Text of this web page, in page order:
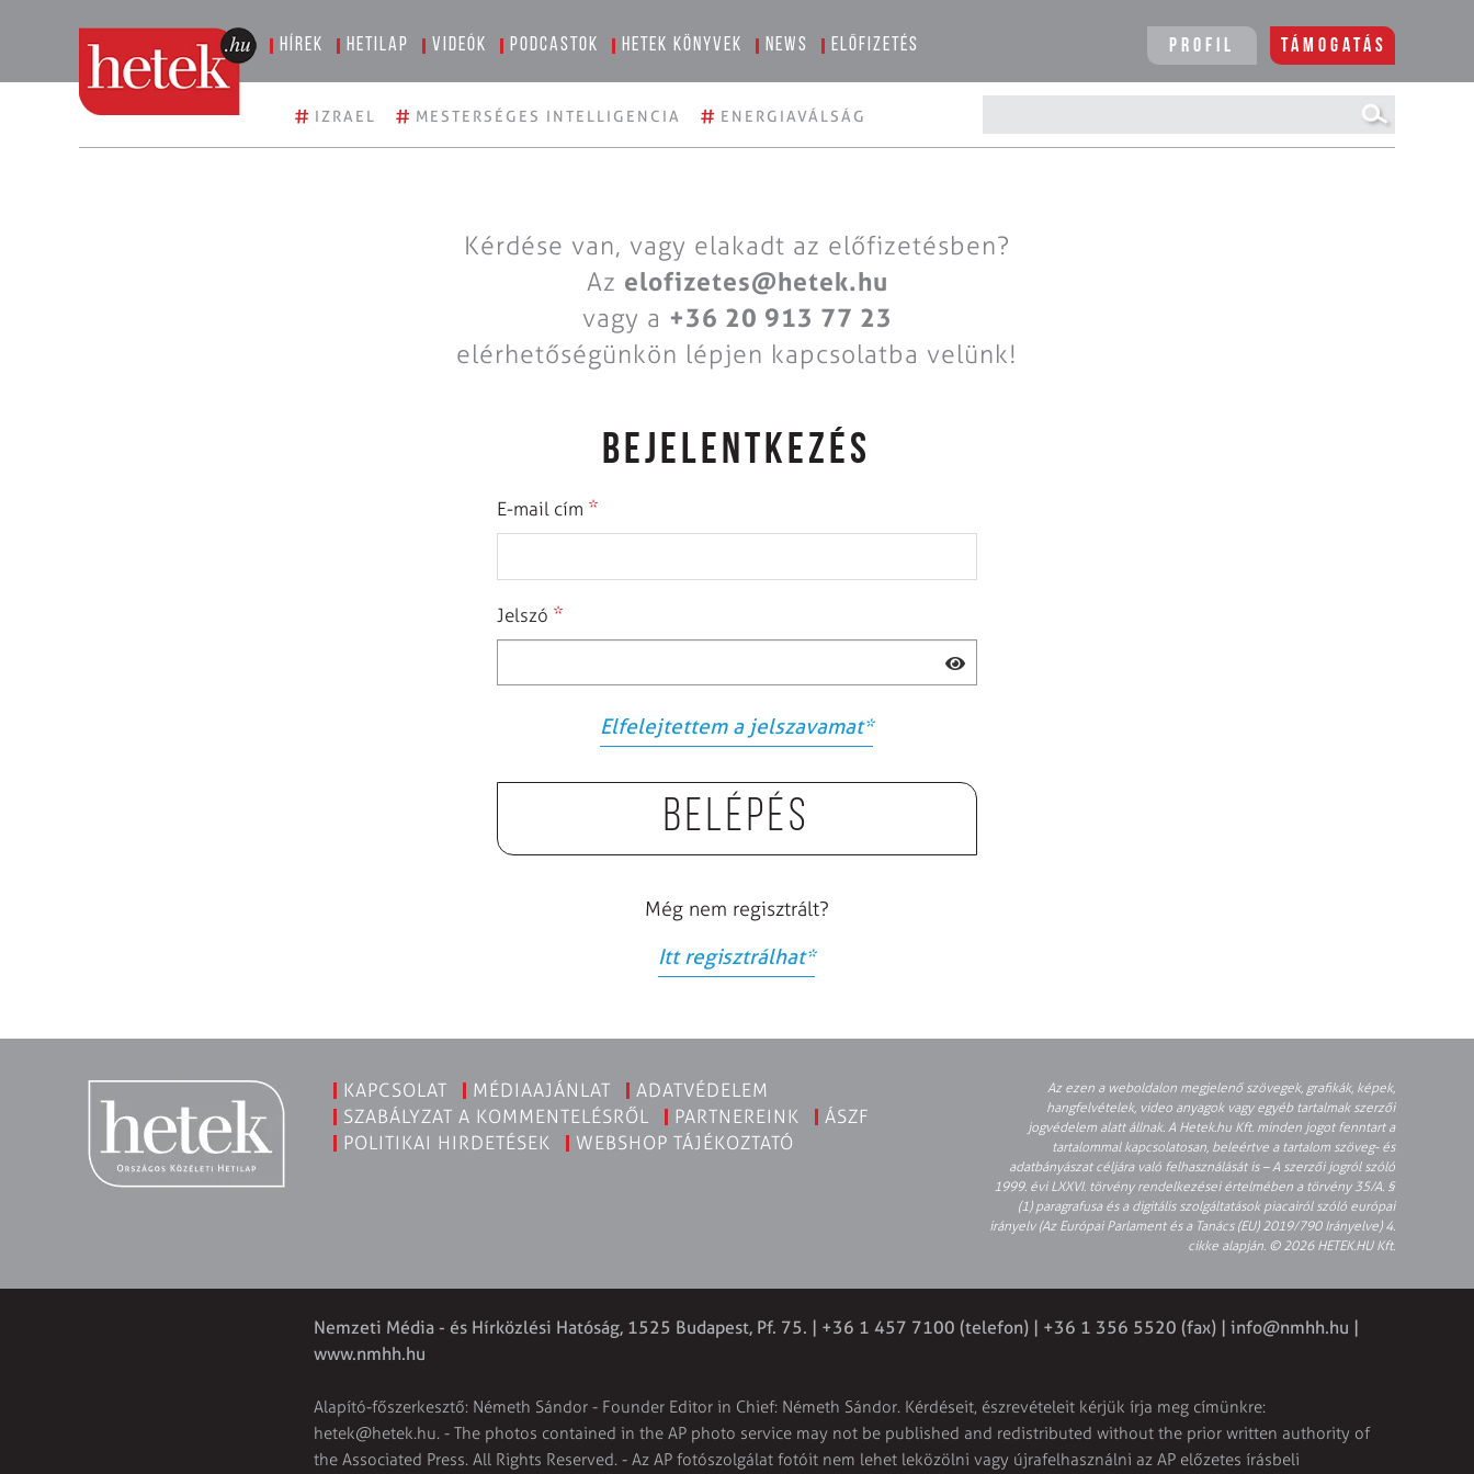
Hírek Hetilap Videók Podcastok Hetek könyvek News Előfizetés Profil Támogatás
# IZRAEL # MESTERSÉGES INTELLIGENCIA # ENERGIAVÁLSÁG
Kérdése van, vagy elakadt az előfizetésben?
Az elofizetes@hetek.hu
vagy a +36 20 913 77 23
elérhetőségünkön lépjen kapcsolatba velünk!
BEJELENTKEZÉS
E-mail cím *
Jelszó *
Elfelejtettem a jelszavamat*
Belépés
Még nem regisztrált?
Itt regisztrálhat*
KAPCSOLAT MÉDIAAJÁNLAT
ADATVÉDELEM
SZABÁLYZAT A KOMMENTELÉSRŐL
PARTNEREINK
ÁSZF
POLITIKAI HIRDETÉSEK
WEBSHOP TÁJÉKOZTATÓ
Az ezen a weboldalon megjelenő szövegek, grafikák, képek,
hangfelvételek, video anyagok vagy egyéb tartalmak szerzői
jogvédelem alatt állnak. A Hetek.hu Kft. minden jogot fenntart a
tartalommal kapcsolatosan, beleértve a tartalom szöveg- és
adatbányászat céljára való felhasználását is – A szerzői jogról szóló
1999. évi LXXVI. törvény rendelkezései értelmében a törvény 35/A. §
(1) paragrafusa és a digitális szolgáltatások piacairól szóló európai
irányelv (Az Európai Parlament és a Tanács (EU) 2019/790 Irányelve) 4.
cikke alapján. © 2026 HETEK.HU Kft.
Nemzeti Média - és Hírközlési Hatóság, 1525 Budapest, Pf. 75. | +36 1 457 7100 (telefon) | +36 1 356 5520 (fax) | info@nmhh.hu |
www.nmhh.hu
Alapító-főszerkesztő: Németh Sándor - Founder Editor in Chief: Németh Sándor. Kérdéseit, észrevételeit kérjük írja meg címünkre:
hetek@hetek.hu. - The photos contained in the AP photo service may not be published and redistributed without the prior written authority of
the Associated Press. All Rights Reserved. - Az AP fotószolgálat fotóit nem lehet leközölni vagy újrafelhasználni az AP előzetes írásbeli